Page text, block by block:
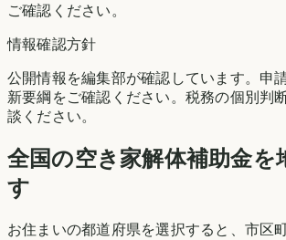
ご確認ください。
情報確認方針
公開情報を編集部が確認しています。申
新要綱をご確認ください。税務の個別判
談ください。
全国の空き家解体補助金を
す
お住まいの都道府県を選択すると、市区